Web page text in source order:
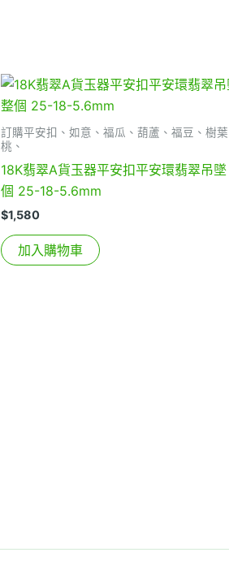
訂購平安扣、如意、福瓜、葫蘆、福豆、樹葉
桃、
18K翡翠A貨玉器平安扣平安環翡翠吊
個 25-18-5.6mm
$1,580
加入購物車